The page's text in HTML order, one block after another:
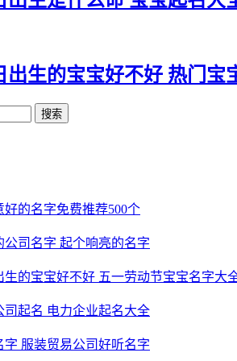
出生的宝宝好不好 热门宝
搜索
好的名字免费推荐500个
公司名字 起个响亮的名字
生的宝宝好不好 五一劳动节宝宝名字大
司起名 电力企业起名大全
字 服装贸易公司好听名字